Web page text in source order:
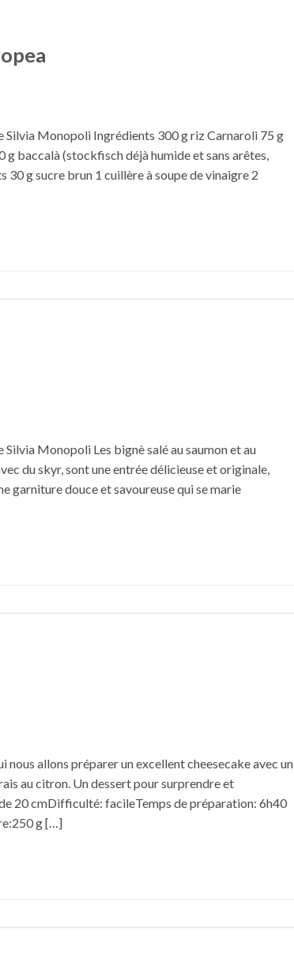
Silvia Monopoli Ingrédients 300 g riz Carnaroli 75 g
g baccalà (stockfisch déjà humide et sans arêtes,
30 g sucre brun 1 cuillère à soupe de vinaigre 2
Silvia Monopoli Les bignè salé au saumon et au
du skyr, sont une entrée délicieuse et originale,
garniture douce et savoureuse qui se marie
nous allons préparer un excellent cheesecake avec un
au citron. Un dessert pour surprendre et
20 cmDifficulté: facileTemps de préparation: 6h40
g […]